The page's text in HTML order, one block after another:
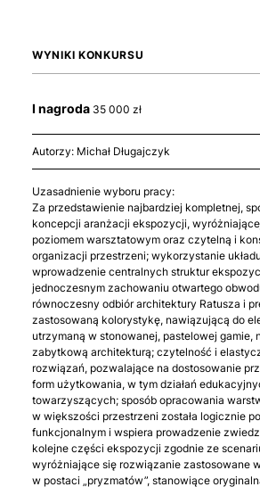
WYNIKI KONKURSU
I nagroda 35 000 zł
Autorzy: Michał Długajczyk
Uzasadnienie wyboru pracy:
Za przedstawienie najbardziej kompletnej,
koncepcji aranżacji ekspozycji,
poziomem warsztatowym oraz czytelną i
organizacji przestrzeni; wykorzystanie
wprowadzenie centralnych struktur
jednoczesnym zachowaniu otwartego
równoczesny odbiór architektury Ratusza i
zastosowaną kolorystykę, nawiązującą do
utrzymaną w stonowanej, pastelowej gamie,
zabytkową architekturą; czytelność i
rozwiązań, pozwalające na dostosowanie
form użytkowania, w tym działań
towarzyszących; sposób opracowania
w większości przestrzeni została logicznie
funkcjonalnym i wspiera prowadzenie
kolejne części ekspozycji zgodnie ze
wyróżniające się rozwiązanie zastosowane
w postaci „pryzmatów”, stanowiące